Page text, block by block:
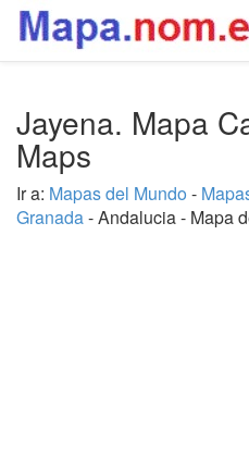
Jayena. Mapa
Maps
Ir a: Mapas del Mundo -
Granada- Andalucia - Mapa